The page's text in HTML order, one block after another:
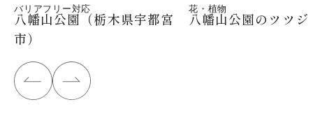
バリアフリー対応
八幡山公園（栃木県宇都宮
市）
花・植物
八幡山公園のツツジ